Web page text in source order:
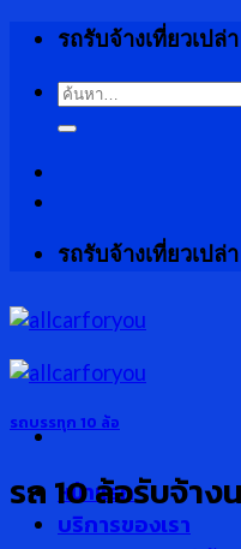
Skip
content
รถรับจ้างเที่ยวเป
ค้นหา:
รถรับจ้างเที่ยวเป
หน้าแรก
บริการของเรา
รถบรรทุก 10 ล้อ
รถ 10 ล้อรับจ้าง